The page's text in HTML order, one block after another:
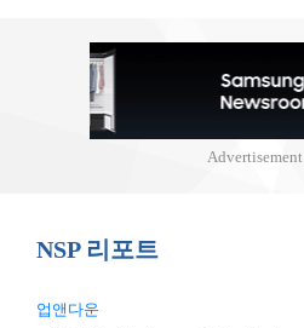
Advertisement
NSP 리포트
업앤다운